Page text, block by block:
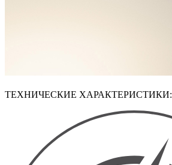
ТЕХНИЧЕСКИЕ ХАРАКТЕРИСТИКИ: